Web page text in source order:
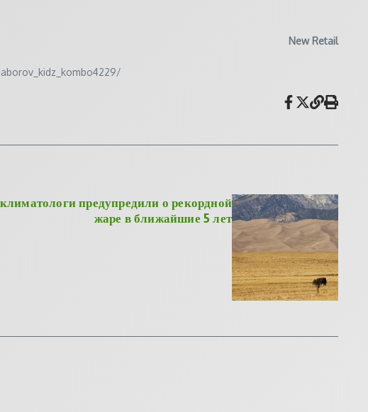
New Retail
предупредили о рекордной
жаре в ближайшие 5 лет